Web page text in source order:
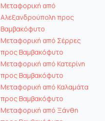
Μεταφορική από
Αλεξανδρούπολη προς
Βαμβακόφυτο
Μεταφορική από Σέρρες
προς Βαμβακόφυτο
Μεταφορική από Κατερίνη
προς Βαμβακόφυτο
Μεταφορική από Καλαμάτα
προς Βαμβακόφυτο
Μεταφορική από Ξάνθη